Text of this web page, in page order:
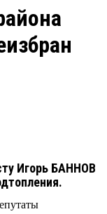
Игорь БАННОВ